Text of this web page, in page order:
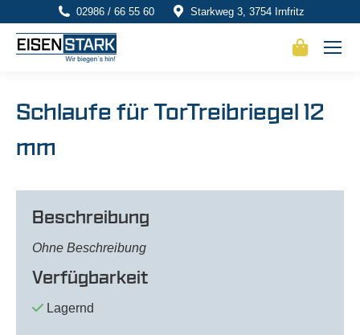
02986 / 66 55 60 Starkweg 3, 3754 Irnfritz
Schlaufe für TorTreibriegel 12
mm
Beschreibung
Ohne Beschreibung
Verfügbarkeit
Lagernd